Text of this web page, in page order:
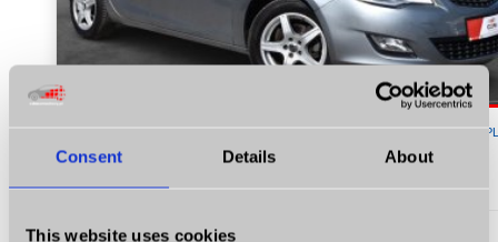
Consent Details About
This website uses cookies
Opel Astra
1.4 KM 120